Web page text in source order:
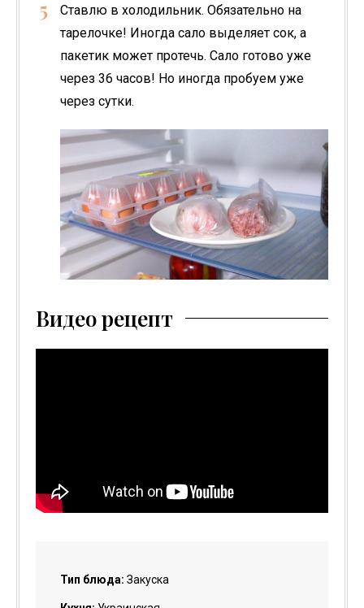
Ставлю в холодильник. Обязательно на
тарелочке! Иногда сало выделяет сок, а
пакетик может протечь. Сало готово уже
через 36 часов! Но иногда пробуем уже
через сутки.
Видео рецепт
Тип блюда: Закуска